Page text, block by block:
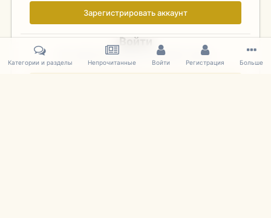
Зарегистрировать аккаунт
Войти
Уже зарегистрированы? Войдите здесь.
Категории и разделы Непрочитанные Войти Регистрация Больше